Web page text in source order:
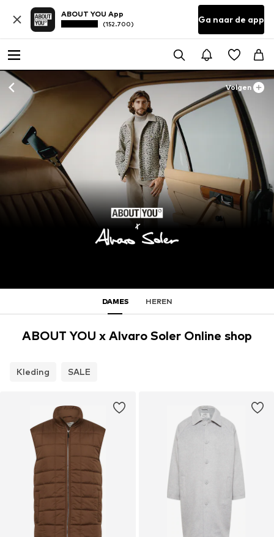
ABOUT YOU App
(152.700) Ga naar de app
Volgen
DAMES HEREN
ABOUT YOU x Alvaro Soler Online shop
Kleding SALE